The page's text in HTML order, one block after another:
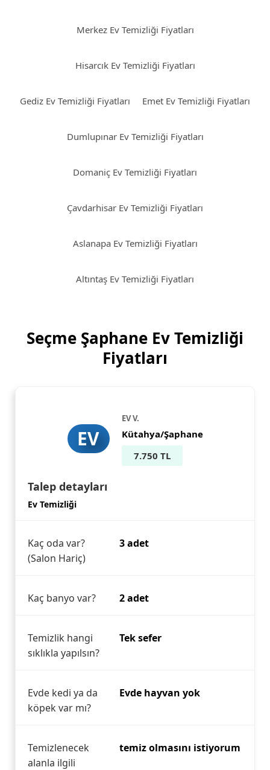
Merkez Ev Temizliği Fiyatları
Hisarcık Ev Temizliği Fiyatları
Gediz Ev Temizliği Fiyatları Emet Ev Temizliği Fiyatları
Dumlupınar Ev Temizliği Fiyatları
Domaniç Ev Temizliği Fiyatları
Çavdarhisar Ev Temizliği Fiyatları
Aslanapa Ev Temizliği Fiyatları
Altıntaş Ev Temizliği Fiyatları
Seçme Şaphane Ev Temizliği
Fiyatları
EV
EV V.
Kütahya/Şaphane
7.750 TL
Talep detayları
Ev Temizliği
Kaç oda var?
(Salon Hariç)
3 adet
Kaç banyo var? 2 adet
Temizlik hangi
sıklıkla yapılsın?
Tek sefer
Evde kedi ya da
köpek var mı?
Evde hayvan yok
Temizlenecek
alanla ilgili
temiz olmasını istiyorum